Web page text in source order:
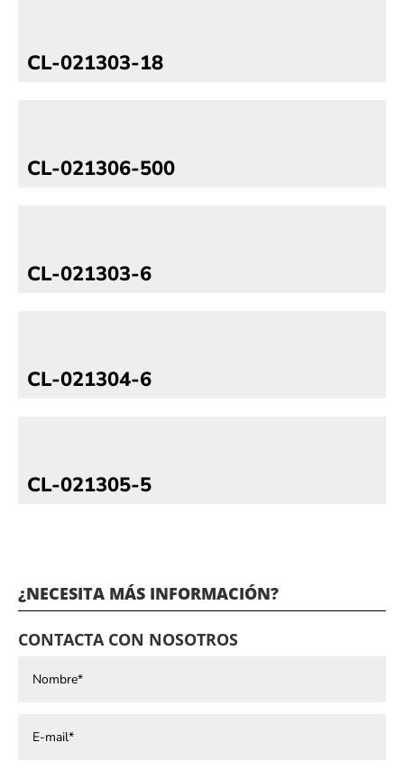
CL-021303-18
CL-021306-500
CL-021303-6
CL-021304-6
CL-021305-5
¿NECESITA MÁS INFORMACIÓN?
CONTACTA CON NOSOTROS